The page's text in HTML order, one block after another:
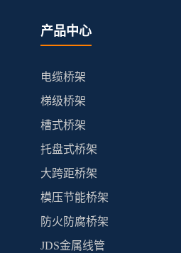
产品中心
电缆桥架
梯级桥架
槽式桥架
托盘式桥架
大跨距桥架
模压节能桥架
防火防腐桥架
JDS金属线管